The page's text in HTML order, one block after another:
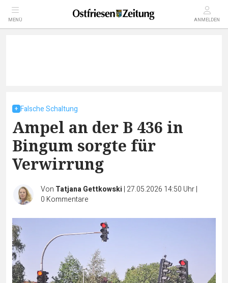
MENÜ ANMELDEN
Falsche Schaltung
Ampel an der B 436 in
Bingum sorgte für
Verwirrung
Von Tatjana Gettkowski | 27.05.2026 14:50 Uhr|
0 Kommentare